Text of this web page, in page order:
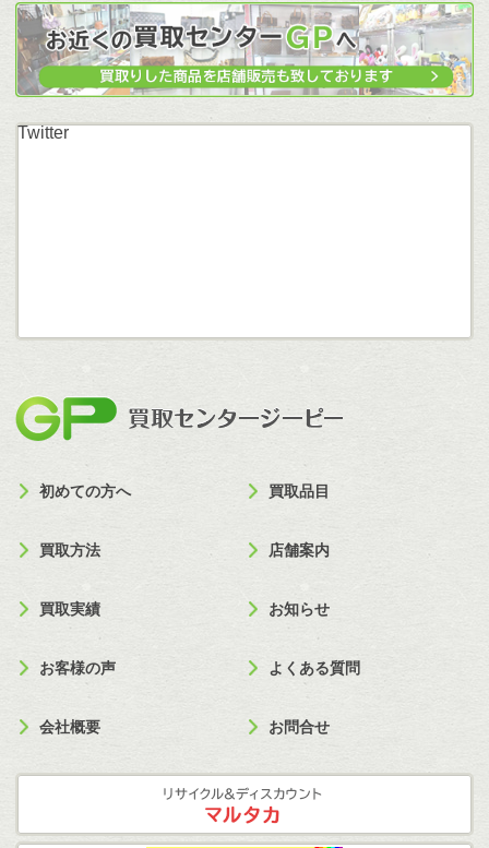
Twitter
初めての方へ 買取品目
買取方法 店舗案内
買取実績 お知らせ
お客様の声 よくある質問
会社概要 お問合せ